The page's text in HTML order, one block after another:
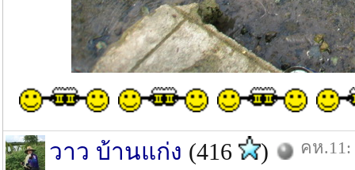
วาว บ้านแก่ง (416 ) คห.11: